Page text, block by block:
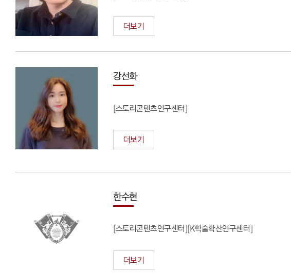
더보기
강선화
[스토리콘텐츠연구센터]
더보기
한수현
[스토리콘텐츠연구센터][K학술확산연구센터]
더보기